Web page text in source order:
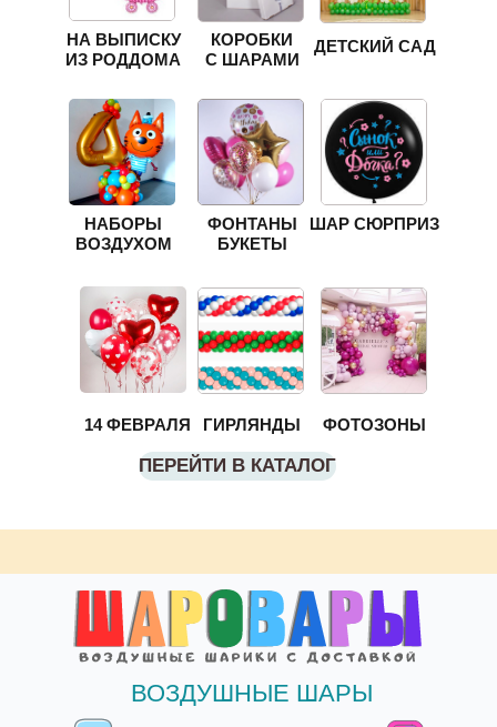
ФОНТАНЫ
БУКЕТЫ
НА ВЫПИСКУ
ИЗ РОДДОМА
ШАР СЮРПРИЗ
ГИРЛЯНДЫ
ПЕРЕЙТИ В КАТАЛОГ
ФОТОЗОНЫ
КОРОБКИ
С ШАРАМИ
14 ФЕВРАЛЯ
НАБОРЫ
ВОЗДУХОМ
ДЕТСКИЙ САД
ВОЗДУШНЫЕ ШАРЫ